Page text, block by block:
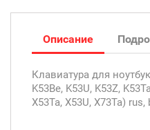
Описание
Клавиатура для
K53Be, K53U, K53Z,
X53Ta, X53U, X73Ta)